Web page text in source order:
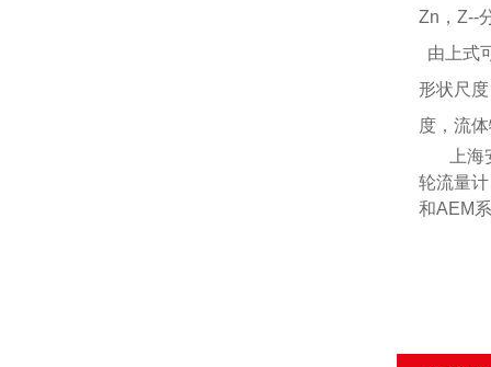
Zn，Z--
由上式
形状尺
度，流
上
轮流量
和AEM